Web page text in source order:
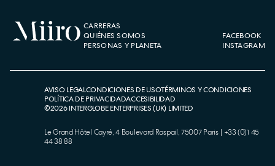
CARRERAS
QUIÉNES SOMOS
PERSONAS Y PLANETA
FACEBOOK
INSTAGRAM
AVISO LEGALCONDICIONES DE USOTÉRMINOS Y CONDICIONES
POLÍTICA DE PRIVACIDADACCESIBILIDAD
©2026INTERGLOBE ENTERPRISES (UK) LIMITED
Le Grand Hôtel Cayré, 4 Boulevard Raspail, 75007 Paris | +33 (0)1 45
44 38 88